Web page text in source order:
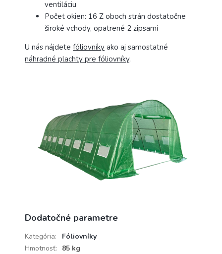
ventiláciu
Počet okien: 16 Z oboch strán dostatočne
široké vchody, opatrené 2 zipsami
U nás nájdete fóliovníky ako aj samostatné
náhradné plachty pre fóliovníky.
Dodatočné parametre
Kategória:
Fóliovníky
Hmotnosť: 85 kg